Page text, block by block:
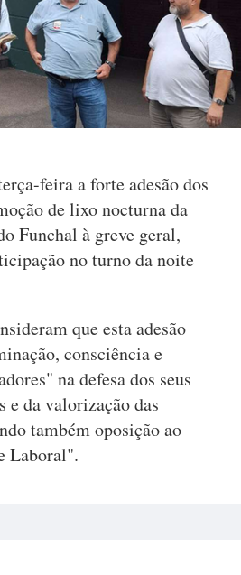
feira a forte adesão dos
de lixo nocturna da
Funchal à greve geral,
no turno da noite
que esta adesão
consciência e
na defesa dos seus
e da valorização das
também oposição ao
Laboral".